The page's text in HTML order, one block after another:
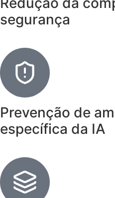
segurança
Prevenção de
específica da IA